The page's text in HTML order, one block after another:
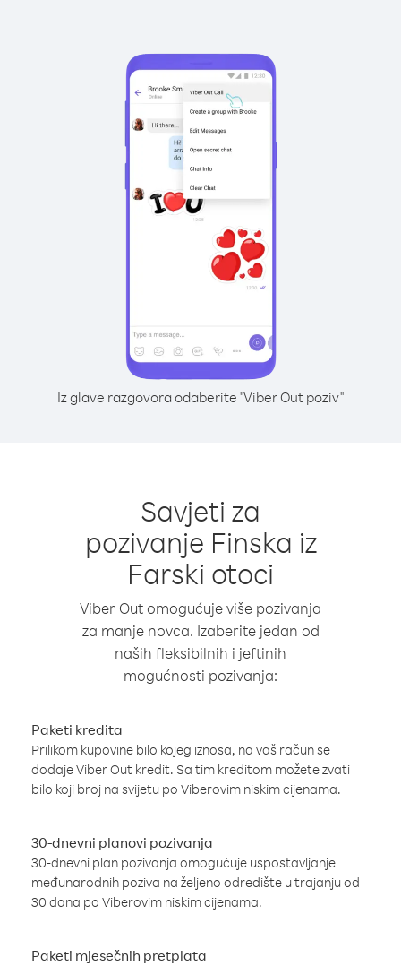
Iz glave razgovora odaberite "Viber Out poziv"
Savjeti za
pozivanje Finska iz
Farski otoci
Viber Out omogućuje više pozivanja
za manje novca. Izaberite jedan od
naših fleksibilnih i jeftinih
mogućnosti pozivanja:
Paketi kredita
Prilikom kupovine bilo kojeg iznosa, na vaš račun se
dodaje Viber Out kredit. Sa tim kreditom možete zvati
bilo koji broj na svijetu po Viberovim niskim cijenama.
30-dnevni planovi pozivanja
30-dnevni plan pozivanja omogućuje uspostavljanje
međunarodnih poziva na željeno odredište u trajanju od
30 dana po Viberovim niskim cijenama.
Paketi mjesečnih pretplata